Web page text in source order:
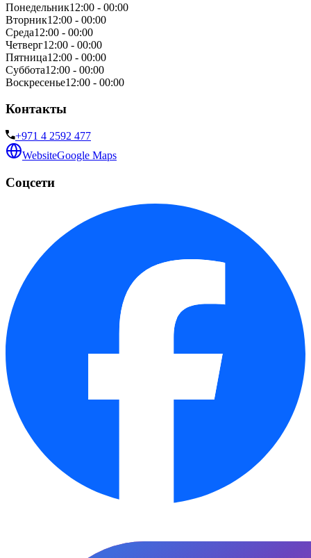
Понедельник12:00 - 00:00
Вторник12:00 - 00:00
Среда12:00 - 00:00
Четверг12:00 - 00:00
Пятница12:00 - 00:00
Суббота12:00 - 00:00
Воскресенье12:00 - 00:00
Контакты
+971 4 2592 477
WebsiteGoogle Maps
Соцсети